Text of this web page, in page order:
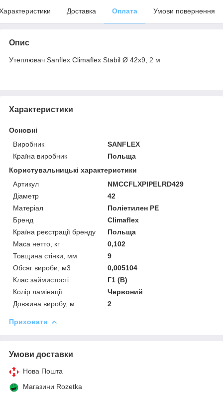
Доставка Оплата Умови повернення
Опис
Утеплювач Sanflex Climaflex Stabil Ø 42х9, 2 м
Характеристики
Основні
Виробник
SANFLEX
Країна виробник
Польща
Користувальницькі характеристики
Артикул
NMCCFLXPIPELRD429
Діаметр
42
Матеріал
Поліетилен PE
Бренд
Climaflex
Країна реєстрації бренду
Польща
Маса нетто, кг
0,102
Товщина стінки, мм
9
Обсяг вироби, м3
0,005104
Клас займистості
Г1 (В)
Колір ламінації
Червоний
Довжина виробу, м
2
Приховати
Умови доставки
Нова Пошта
Магазини Rozetka